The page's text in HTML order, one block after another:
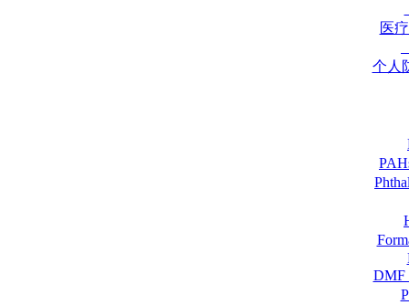
医
个人
DMF